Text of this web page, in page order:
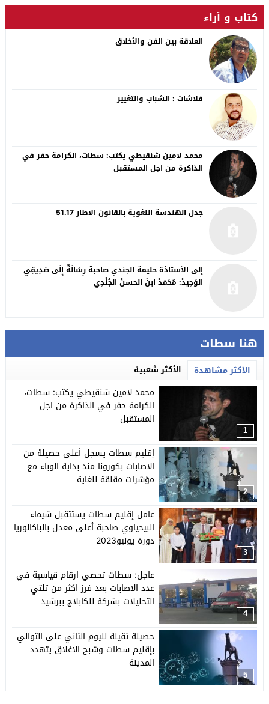
هنا سطات
الأكثر مشاهدة الأكثر شعبية
1
محمد لامين شنقيطي يكتب: سطات،
الكرامة حفر في الذاكرة من اجل
المستقبل
2
إقليم سطات يسجل أعلى حصيلة من
الاصابات بكورونا مند بداية الوباء مع
مؤشرات مقلقة للغاية
3
عامل إقليم سطات يستتقبل شيماء
البيحياوي صاحبة أعلى معدل بالباكالوريا
دورة يونيو2023
4
عاجل: سطات تحصي ارقام قياسية في
عدد الاصابات بعد فرز اكثر من تلتي
التحليلات بشركة للكابلاج ببرشيد
5
حصيلة ثقيلة لليوم الثاني على التوالي
بإقليم سطات وشبح الاغلاق يتهدد
المدينة
كتاب و آراء
العلاقة بين الفن والأخلاق
فلاشات : الشباب والتغيير
محمد لامين شنقيطي يكتب: سطات، الكرامة حفر في
الذاكرة من اجل المستقبل
جدل الهندسة اللغوية بالقانون الاطار 51.17
إلى الأستاذة حليمة الجندي صاحبة رِسَالَةٌ إِلَى صَدِيقِي
الوَحِيدْ: مُحَمَدْ ابنُ الحسنْ الجُنْدِي